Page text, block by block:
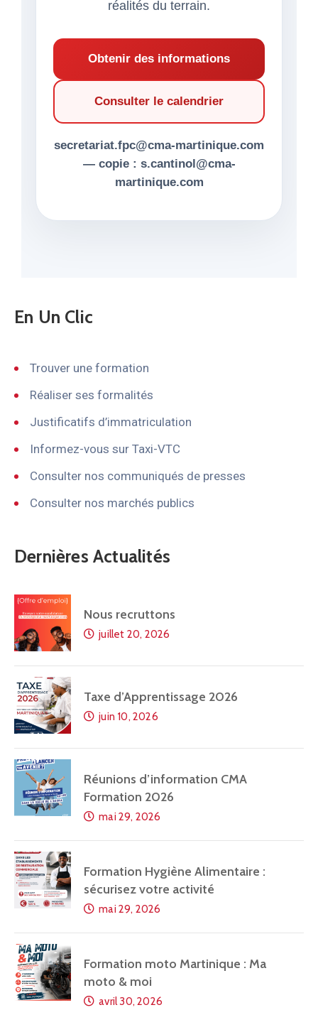
réalités du terrain.
Obtenir des informations
Consulter le calendrier
secretariat.fpc@cma-martinique.com
— copie : s.cantinol@cma-
martinique.com
En Un Clic
Trouver une formation
Réaliser ses formalités
Justificatifs d’immatriculation
Informez-vous sur Taxi-VTC
Consulter nos communiqués de presses
Consulter nos marchés publics
Dernières Actualités
Nous recruttons
juillet 20, 2026
Taxe d’Apprentissage 2026
juin 10, 2026
Réunions d’information CMA
Formation 2026
mai 29, 2026
Formation Hygiène Alimentaire :
sécurisez votre activité
mai 29, 2026
Formation moto Martinique : Ma
moto & moi
avril 30, 2026